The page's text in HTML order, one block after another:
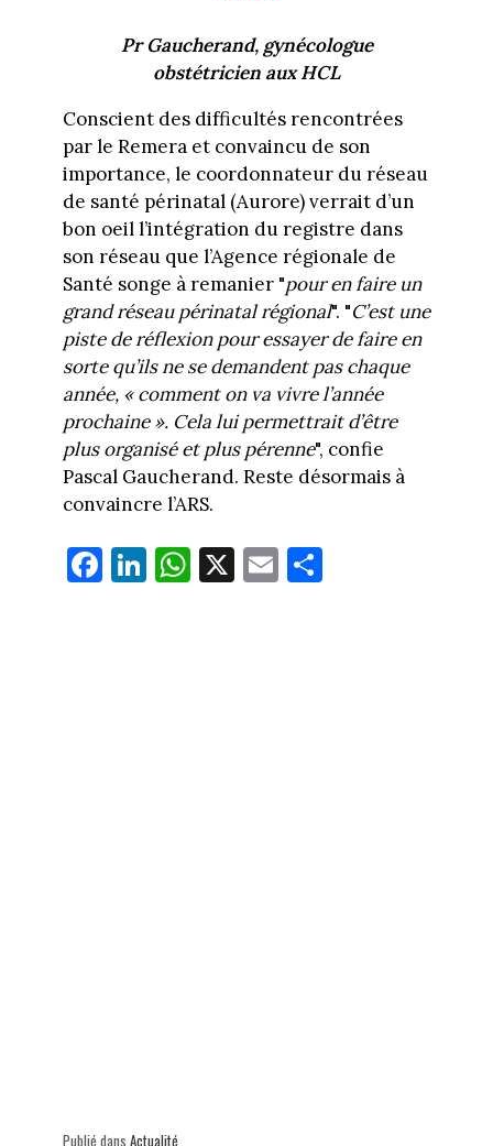
Pr Gaucherand, gynécologue
obstétricien aux HCL
Conscient des difficultés rencontrées
par le Remera et convaincu de son
importance, le coordonnateur du réseau
de santé périnatal (Aurore) verrait d’un
bon oeil l’intégration du registre dans
son réseau que l’Agence régionale de
Santé songe à remanier "pour en faire un
grand réseau périnatal régional". "C’est une
piste de réflexion pour essayer de faire en
sorte qu’ils ne se demandent pas chaque
année, « comment on va vivre l’année
prochaine ». Cela lui permettrait d’être
plus organisé et plus pérenne", confie
Pascal Gaucherand. Reste désormais à
convaincre l’ARS.
Fa
ce
Li
nk
W
ha
X E
m
Pa
Publié dans Actualité